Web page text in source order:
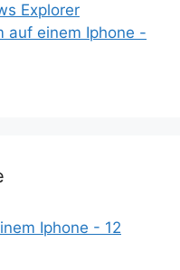
Explorer
auf einem Iphone -
Iphone - 12